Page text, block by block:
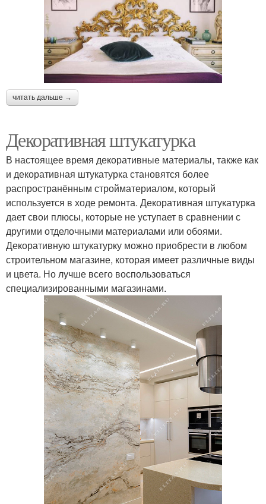
читать дальше →
Декоративная штукатурка
В настоящее время декоративные материалы, также как
и декоративная штукатурка становятся более
распространённым стройматериалом, который
используется в ходе ремонта. Декоративная штукатурка
дает свои плюсы, которые не уступает в сравнении с
другими отделочными материалами или обоями.
Декоративную штукатурку можно приобрести в любом
строительном магазине, которая имеет различные виды
и цвета. Но лучше всего воспользоваться
специализированными магазинами.